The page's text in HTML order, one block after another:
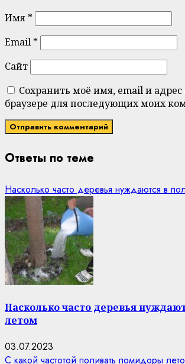
Имя *
Email *
Сайт
Сохранить моё имя, email и адрес
браузере для последующих моих
Ответы по теме
Насколько часто деревья нуждаются в
Насколько часто деревья
летом
03.07.2023
С какой частотой поливать помидоры